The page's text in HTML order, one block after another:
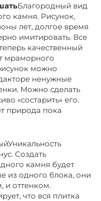
Благородный вид
камня. Рисунок,
лет, долгое время
имитировать. Все
качественный
мраморного
можно
ненужные
Можно сделать
«состарить» его.
природа пока
Создать
камня будет
из одного блока, они
и оттенком.
что вся плитка